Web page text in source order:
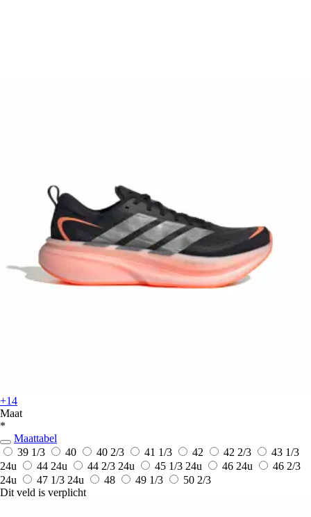
+14
Maat
*
Maattabel
39 1/3
40 40 2/3 41 1/3 42 42 2/3
43 1/3
24u
44 24u 44 2/3 24u 45 1/3 24u 46 24u
46 2/3
24u
47 1/3 24u 48 49 1/3
50 2/3
Dit veld is verplicht